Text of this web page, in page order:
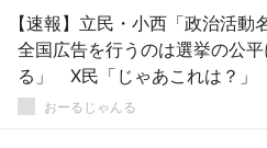
【速報】立民・小西「政治活動
全国広告を行うのは選挙の公
る」 X民「じゃあこれは？」
おーるじゃんる